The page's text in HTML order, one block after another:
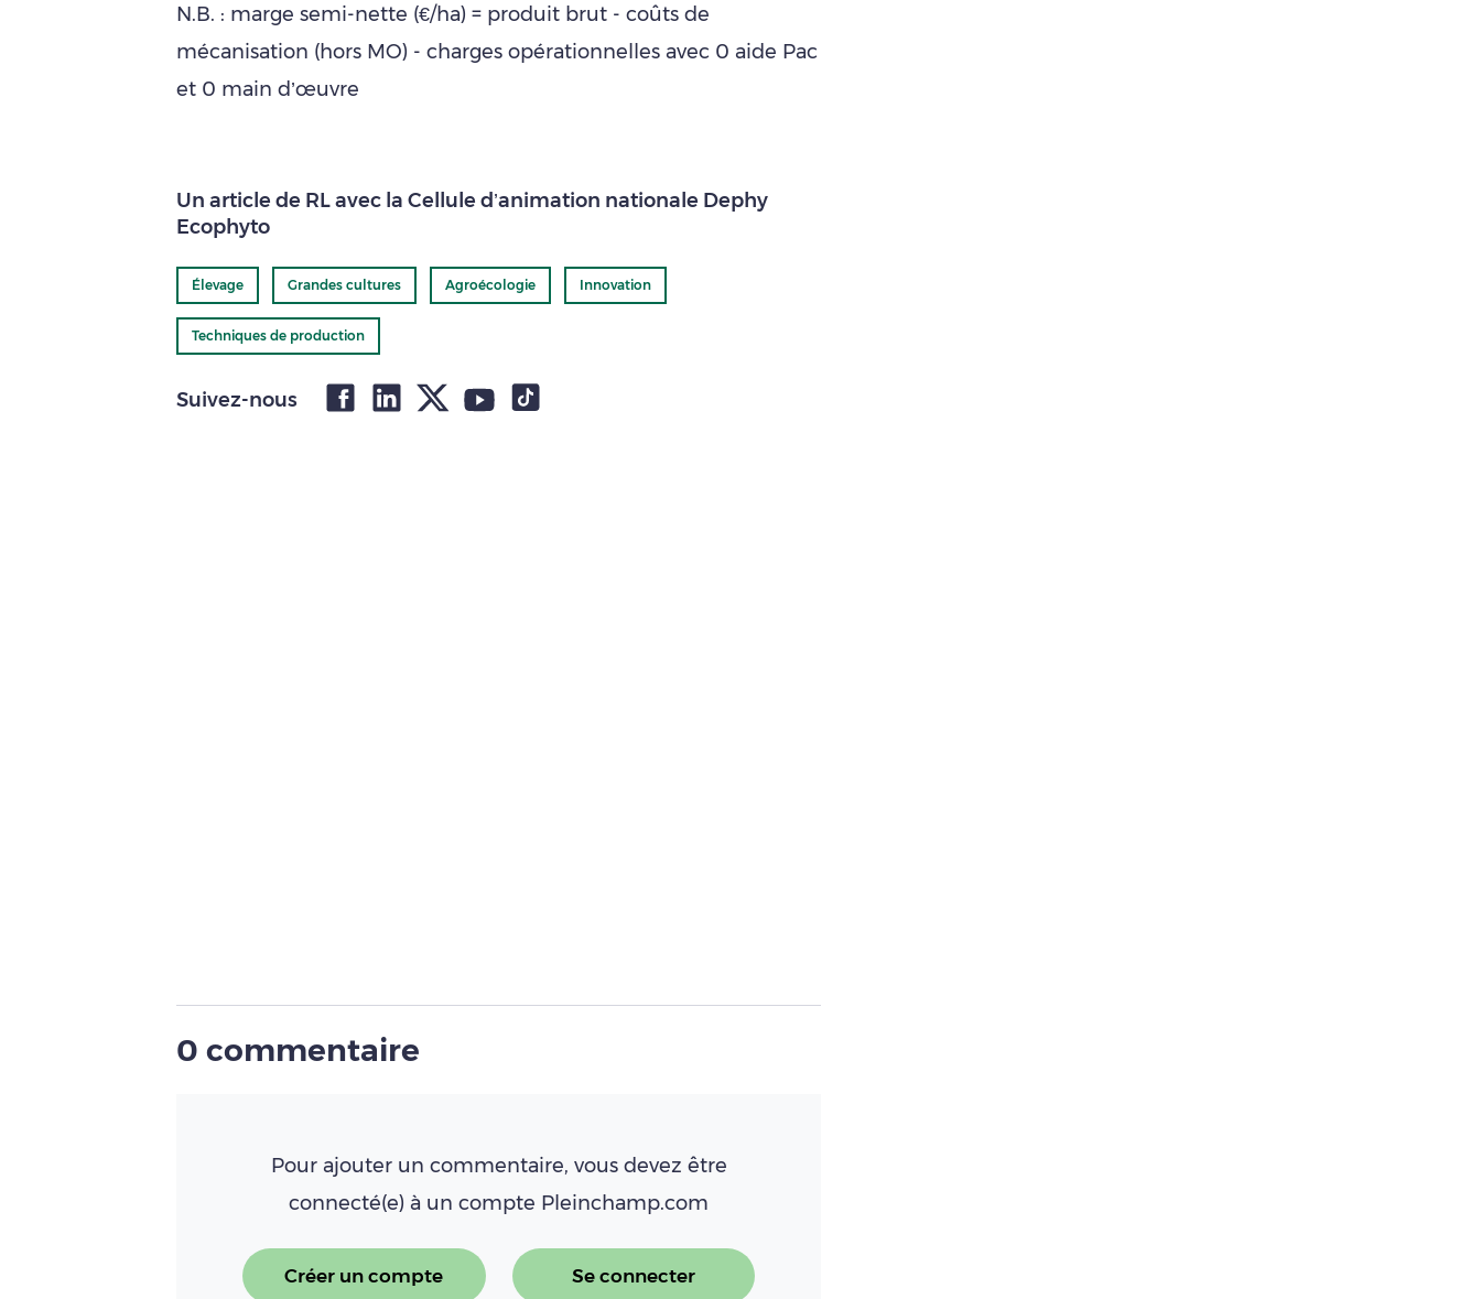
N.B. : marge semi-nette (€/ha) = produit brut - coûts de
mécanisation (hors MO) - charges opérationnelles avec 0 aide Pac
et 0 main d’œuvre
Un article de RL avec la Cellule d’animation nationale Dephy
Ecophyto
Élevage Grandes cultures Agroécologie Innovation
Techniques de production
Suivez-nous
0 commentaire
Pour ajouter un commentaire, vous devez être
connecté(e) à un compte Pleinchamp.com
Créer un compte Se connecter